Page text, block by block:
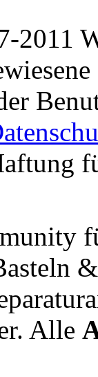
2011
Alle